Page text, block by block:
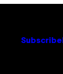
Subscribe